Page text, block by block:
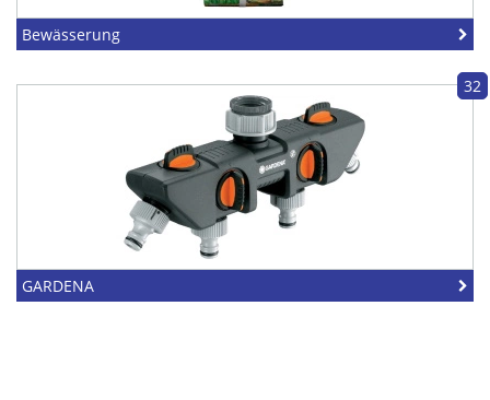
Bewässerung
32
GARDENA